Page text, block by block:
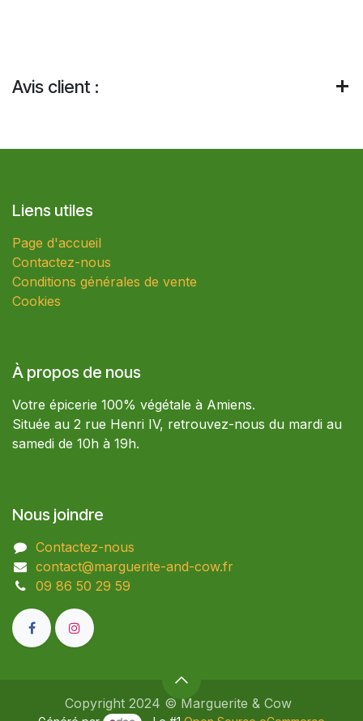
Avis client :
Liens utiles
Page d'accueil
Contactez-nous
Conditions générales de vente
Cookies
À propos de nous
Votre épicerie 100% végétale à Amiens.
Située au 2 rue Henri IV, retrouvez-nous du mardi au
samedi de 10h à 19h.
Nous joindre
Contactez-nous
contact@marguerite-and-cow.fr
09 86 50 29 59​
Copyright 2024 © Marguerite & Cow